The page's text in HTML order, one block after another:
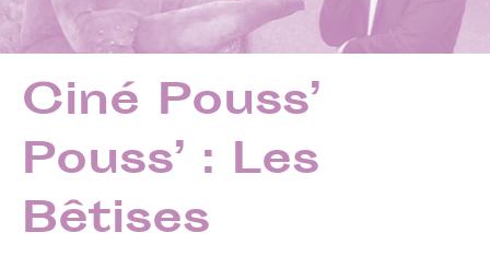
Ciné Pouss’
Pouss’ : Les
Bêtises